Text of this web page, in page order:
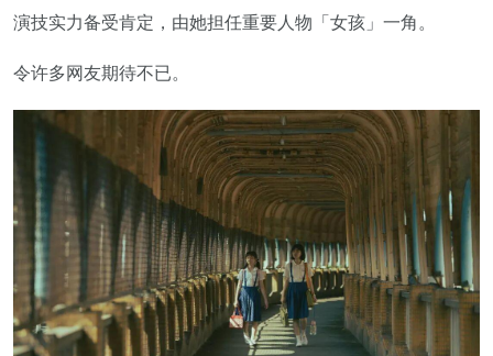
演技实力备受肯定，由她担任重要人物「女孩」一角。
令许多网友期待不已。